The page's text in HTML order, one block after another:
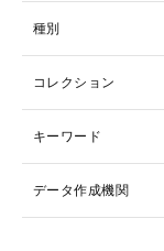
種別
コレクション
キーワード
データ作成機関